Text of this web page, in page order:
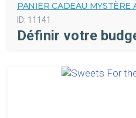
PANIER CADEAU MYSTÈRE
ID: 11141
Définir votre